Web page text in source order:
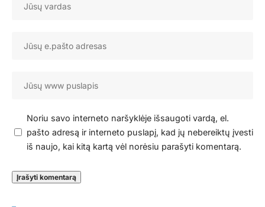
Noriu savo interneto naršyklėje išsaugoti vardą, el.
pašto adresą ir interneto puslapį, kad jų nebereiktų įvesti
iš naujo, kai kitą kartą vėl norėsiu parašyti komentarą.